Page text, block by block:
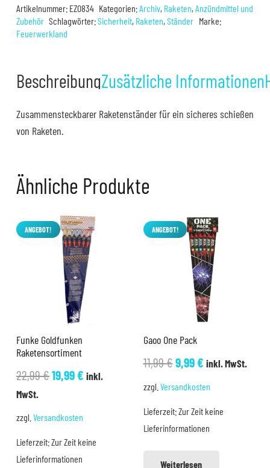
Artikelnummer: EZ0834 Kategorien:Archiv, Raketen,Anzündmittel und
Zubehör Schlagwörter:Sicherheit, Raketen,Ständer Marke:
Feuerwerkland
BeschreibungZusätzliche Informationen
Zusammensteckbarer Raketenständer für ein sicheres schießen
von Raketen.
Ähnliche Produkte
ANGEBOT!
Funke Goldfunken
Raketensortiment
22,99€Ursprünglicher
19,99€Aktueller
inkl.
MwSt.
zzgl. Versandkosten
Lieferzeit:Zur Zeit keine
Lieferinformationen
ANGEBOT!
Gaoo One Pack
11,99€Ursprünglicher
11,99 €
9,99€Aktueller
9,99 €.
inkl. MwSt.
zzgl. Versandkosten
Lieferzeit:Zur Zeit keine
Lieferinformationen
Weiterlesen